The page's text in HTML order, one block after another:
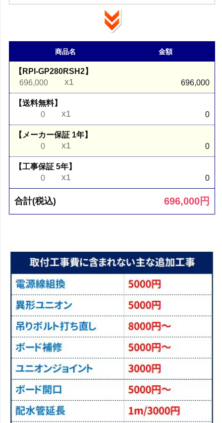
商品名 金額
【RPI-GP280RSH2】
696,000
x1 696,000
【送料無料】
0
x1 0
【メーカー保証 1年】
0
x1 0
【工事保証 5年】
0
x1 0
合計(税込) 696,000円